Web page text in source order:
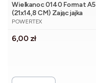
Wielkanoc 0140 Format A5
(21x14,8 CM) Zając jajka
PRODUCENT
POWERTEX
Cena
6,00 zł